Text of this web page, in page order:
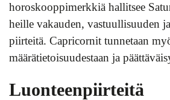
horoskooppimerkkiä hallitsee
heille vakauden, vastuullisuuden
piirteitä. Capricornit tunnetaan
määrätietoisuudestaan ja
Luonteenpiirteitä